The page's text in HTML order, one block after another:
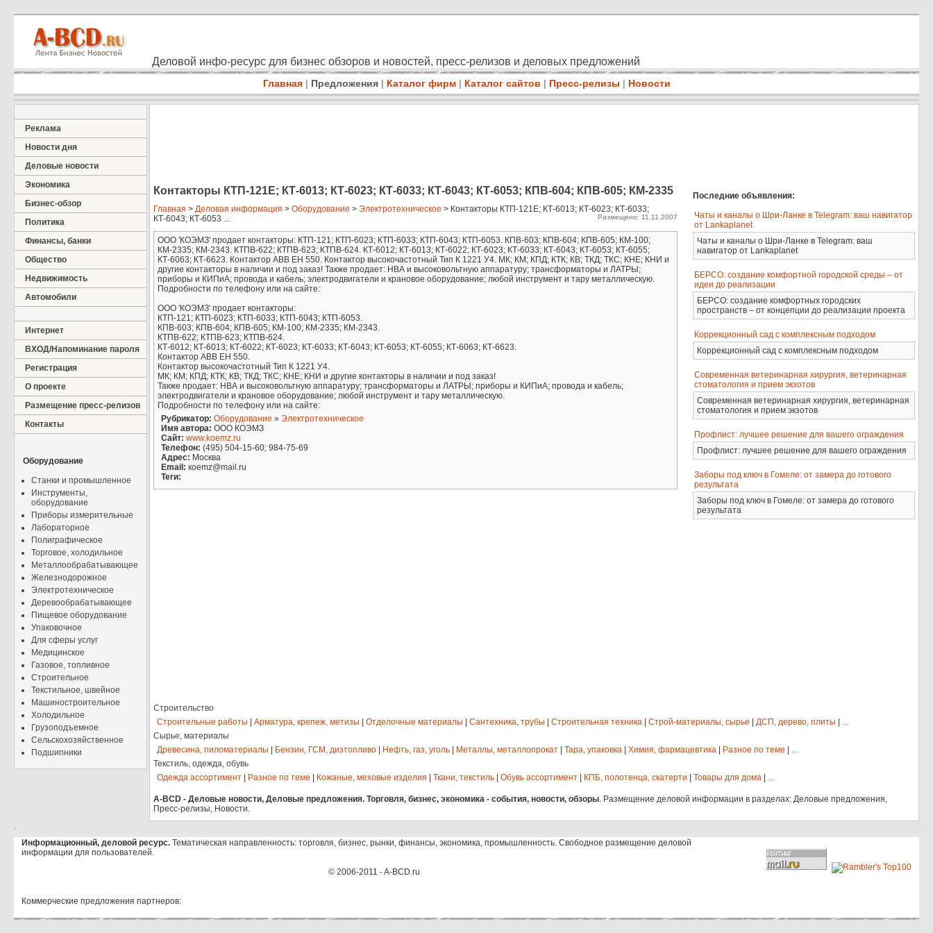
Деловой инфо-ресурс для бизнес обзоров и новостей, пресс-релизов и деловых предложений
Главная | Предложения | Каталог фирм | Каталог сайтов | Пресс-релизы | Новости
Реклама
Новости дня
Деловые новости
Экономика
Бизнес-обзор
Политика
Финансы, банки
Общество
Недвижимость
Автомобили
Интернет
ВХОД/Напоминание пароля
Регистрация
О проекте
Размещение пресс-релизов
Контакты
Оборудование
Станки и промышленное
Инструменты,
оборудование
Приборы измерительные
Лабораторное
Полиграфическое
Торговое, холодильное
Металлообрабатывающее
Железнодорожное
Электротехническое
Деревообрабатывающее
Пищевое оборудование
Упаковочное
Для сферы услуг
Медицинское
Газовое, топливное
Строительное
Текстильное, швейное
Машиностроительное
Холодильное
Грузоподъемное
Сельскохозяйственное
Подшипники
Контакторы КТП-121Е; КТ-6013; КТ-6023; КТ-6033; КТ-6043; КТ-6053; КПВ-604; КПВ-605; КМ-2335
Главная > Деловая информация > Оборудование > Электротехническое > Контакторы КТП-121Е; КТ-6013; КТ-6023; КТ-6033;
КТ-6043; КТ-6053 ...
Размещено: 11.11.2007
ООО 'КОЭМЗ' продает контакторы: КТП-121; КТП-6023; КТП-6033; КТП-6043; КТП-6053. КПВ-603; КПВ-604; КПВ-605; КМ-100;
КМ-2335; КМ-2343. КТПВ-622; КТПВ-623; КТПВ-624. КТ-6012; КТ-6013; КТ-6022; КТ-6023; КТ-6033; КТ-6043; КТ-6053; КТ-6055;
КТ-6063; КТ-6623. Контактор АВВ ЕН 550. Контактор высокочастотный Тип К 1221 У4. МК; КМ; КПД; КТК; КВ; ТКД; ТКС; КНЕ; КНИ и
другие контакторы в наличии и под заказ! Также продает: НВА и высоковольтную аппаратуру; трансформаторы и ЛАТРЫ;
приборы и КИПиА; провода и кабель; электродвигатели и крановое оборудование; любой инструмент и тару металлическую.
Подробности по телефону или на сайте:
ООО 'КОЭМЗ' продает контакторы:
КТП-121; КТП-6023; КТП-6033; КТП-6043; КТП-6053.
КПВ-603; КПВ-604; КПВ-605; КМ-100; КМ-2335; КМ-2343.
КТПВ-622; КТПВ-623; КТПВ-624.
КТ-6012; КТ-6013; КТ-6022; КТ-6023; КТ-6033; КТ-6043; КТ-6053; КТ-6055; КТ-6063; КТ-6623.
Контактор АВВ ЕН 550.
Контактор высокочастотный Тип К 1221 У4.
МК; КМ; КПД; КТК; КВ; ТКД; ТКС; КНЕ; КНИ и другие контакторы в наличии и под заказ!
Также продает: НВА и высоковольтную аппаратуру; трансформаторы и ЛАТРЫ; приборы и КИПиА; провода и кабель;
электродвигатели и крановое оборудование; любой инструмент и тару металлическую.
Подробности по телефону или на сайте:
Рубрикатор: Оборудование » Электротехническое
Имя автора: ООО КОЭМЗ
Сайт: www.koemz.ru
Телефон: (495) 504-15-60; 984-75-69
Адрес: Москва
Email: коemz@mail.ru
Теги:
Последние объявления:
Чаты и каналы о Шри-Ланке в Telegram: ваш навигатор
от Lankaplanet
Чаты и каналы о Шри-Ланке в Telegram: ваш
навигатор от Lankaplanet
БЕРСО: создание комфортной городской среды – от
идеи до реализации
БЕРСО: создание комфортных городских
пространств – от концепции до реализации проекта
Коррекционный сад с комплексным подходом
Коррекционный сад с комплексным подходом
Современная ветеринарная хирургия, ветеринарная
стоматология и прием экзотов
Современная ветеринарная хирургия, ветеринарная
стоматология и прием экзотов
Профлист: лучшее решение для вашего ограждения
Профлист: лучшее решение для вашего ограждения
Заборы под ключ в Гомеле: от замера до готового
результата
Заборы под ключ в Гомеле: от замера до готового
результата
Строительство
Строительные работы
Арматура, крепеж, метизы Отделочные материалы Сантехника, трубы Строительная техника Строй-материалы, сырье ДСП, дерево, плиты
...
Сырье, материалы
Древесина, пиломатериалы
Бензин, ГСМ, дизтопливо Нефть, газ, уголь Металлы, металлопрокат Тара, упаковка Химия, фармацевтика Разное по теме
...
Текстиль, одежда, обувь
Одежда ассортимент
Разное по теме Кожаные, меховые изделия Ткани, текстиль Обувь ассортимент КПБ, полотенца, скатерти Товары для дома ...
A-BCD - Деловые новости, Деловые предложения. Торговля, бизнес, экономика - события, новости, обзоры. Размещение деловой информации в разделах: Деловые предложения,
Пресс-релизы, Новости.
.
Информационный, деловой ресурс. Тематическая направленность: торговля, бизнес, рынки, финансы, экономика, промышленность. Свободное размещение деловой
информации для пользователей.
© 2006-2011 - A-BCD.ru
Коммерческие предложения партнеров: